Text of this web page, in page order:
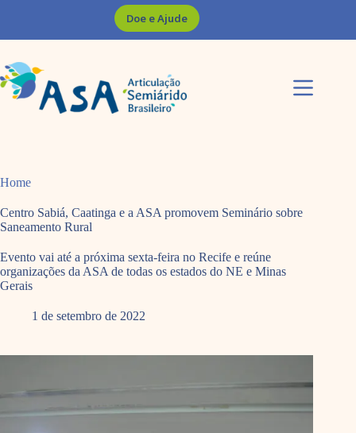
Doe e Ajude
Home
Centro Sabiá, Caatinga e a ASA promovem Seminário sobre
Saneamento Rural
Evento vai até a próxima sexta-feira no Recife e reúne
organizações da ASA de todas os estados do NE e Minas
Gerais
1 de setembro de 2022